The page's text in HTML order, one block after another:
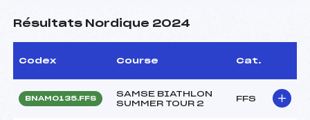
Résultats Nordique 2024
Codex Course Cat.
BNAM0135.FFS
SAMSE BIATHLON
SUMMER TOUR 2
FFS